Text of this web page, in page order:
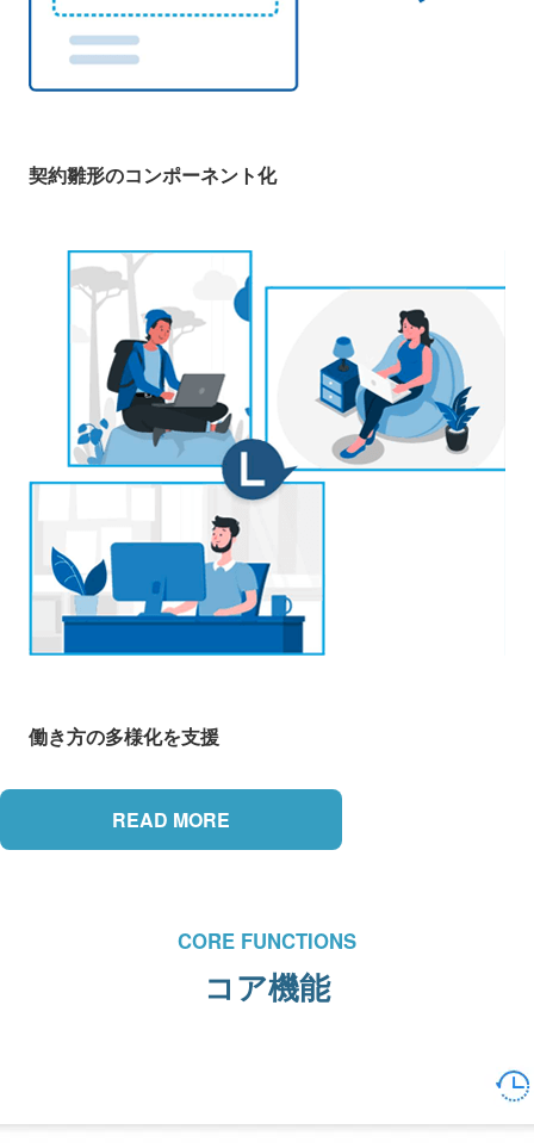
契約雛形のコンポーネント化
働き方の多様化を支援
READ MORE
CORE FUNCTIONS
コア機能